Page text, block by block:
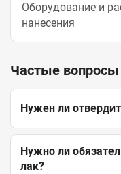
Оборудование и
нанесения
Частые вопросы
Нужен ли
Нужно ли
лак?